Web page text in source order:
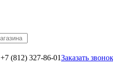
+7 (812) 327-86-01Заказать звонок